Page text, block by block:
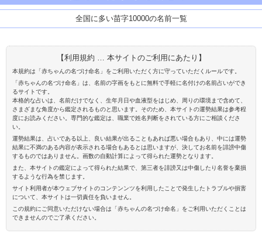
全国に多い苗字10000の名前一覧
【利用規約 … 本サイトのご利用にあたり】
本規約は「赤ちゃんの名づけ命名」をご利用いただく方に守っていただくルールです。
「赤ちゃんの名づけ命名」は、名前の字画をもとに無料で手軽に名付けの名前占いができ
るサイトです。
本格的な占いは、名前だけでなく、生年月日や血液型をはじめ、周りの環境まで含めて、
さまざまな角度から鑑定されるものと思います。そのため、本サイトの運勢結果は参考程
度にお読みください。専門的な鑑定は、職業で姓名判断をされている方にご相談くださ
い。
運勢結果は、占いである以上、良い結果が出ることもあれば悪い場合もあり、中には運勢
結果に不満のある内容が表示される場合もあるとは思いますが、決してお名前を誹謗中傷
するものではありません。画数の自動計算によって得られた運勢となります。
また、本サイトの鑑定によって得られた結果で、第三者を誹謗又は中傷したり名誉を棄損
するような行為を禁じます。
サイト利用者が本ウェブサイトのコンテンンツを利用したことで発生したトラブルや損害
について、本サイトは一切責任を負いません。
この規約にご同意いただけない場合は「赤ちゃんの名づけ命名」をご利用いただくことは
できませんのでご了承ください。